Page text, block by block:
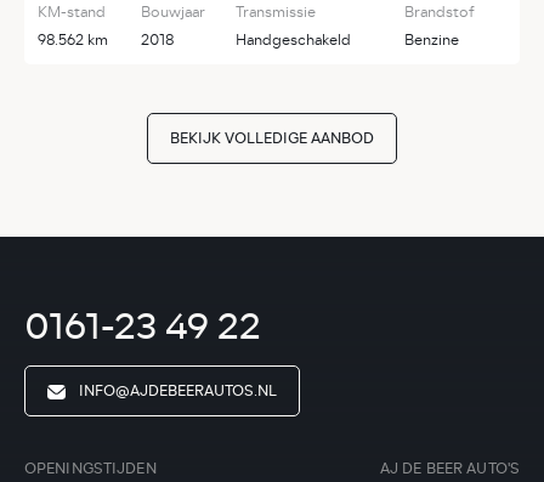
KM-stand
98.562 km
Bouwjaar
2018
Transmissie
Handgeschakeld
Brandstof
Benzine
BEKIJK VOLLEDIGE AANBOD
0161-23 49 22
INFO@AJDEBEERAUTOS.NL
OPENINGSTIJDEN
AJ DE BEER AUTO'S